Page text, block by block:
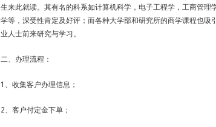
生来此就读。其有名的科系如计算机科学，电子工程学，工商管理
学等，深受性肯定及好评；而各种大学部和研究所的商学课程也吸
业人士前来研究与学习。
二、办理流程：
1、收集客户办理信息；
2、客户付定金下单；